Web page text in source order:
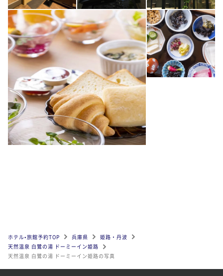
ホテル•旅館予約TOP 兵庫県
姫路・丹波
天然温泉 白鷺の湯 ドーミーイン姫路
天然温泉 白鷺の湯 ドーミーイン姫路の写真